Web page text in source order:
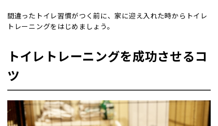
間違ったトイレ習慣がつく前に、家に迎え入れた時からトイレ
トレーニングをはじめましょう。
トイレトレーニングを成功させるコ
ツ